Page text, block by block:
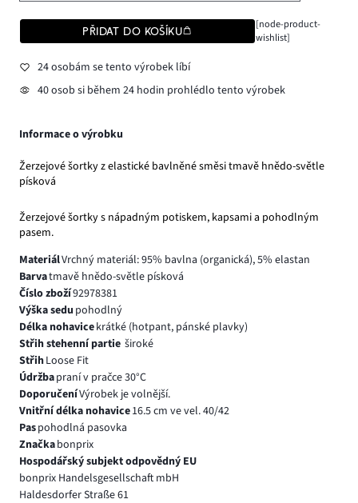
PŘIDAT DO KOŠÍKU
[node-product-
wishlist]
24 osobám se tento výrobek líbí
40 osob si během 24 hodin prohlédlo tento výrobek
Informace o výrobku
Žerzejové šortky z elastické bavlněné směsi tmavě hnědo-světle
písková
Žerzejové šortky s nápadným potiskem, kapsami a pohodlným
pasem.
MateriálVrchný materiál: 95% bavlna (organická), 5% elastan
Barvatmavě hnědo-světle písková
Číslo zboží92978381
Výška sedu pohodlný
Délka nohavicekrátké (hotpant, pánské plavky)
Střih stehenní partie široké
StřihLoose Fit
Údržbapraní v pračce 30°C
DoporučeníVýrobek je volnější.
Vnitřní délka nohavice16.5 cm ve vel. 40/42
Paspohodlná pasovka
Značkabonprix
Hospodářský subjekt odpovědný EU
bonprix Handelsgesellschaft mbH
Haldesdorfer Straße 61